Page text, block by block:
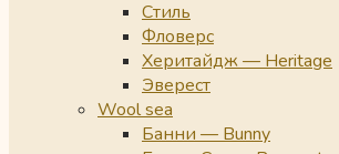
Стиль
Фловерс
Херитайдж — Heritage
Эверест
Wool sea
Банни — Bunny